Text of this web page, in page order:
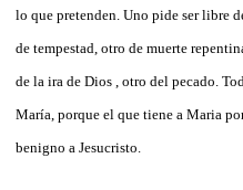
lo que pretenden. Uno pide ser libre
de tempestad, otro de muerte
de la ira de Dios , otro del pecado.
María, porque el que tiene a Maria
benigno a Jesucristo.